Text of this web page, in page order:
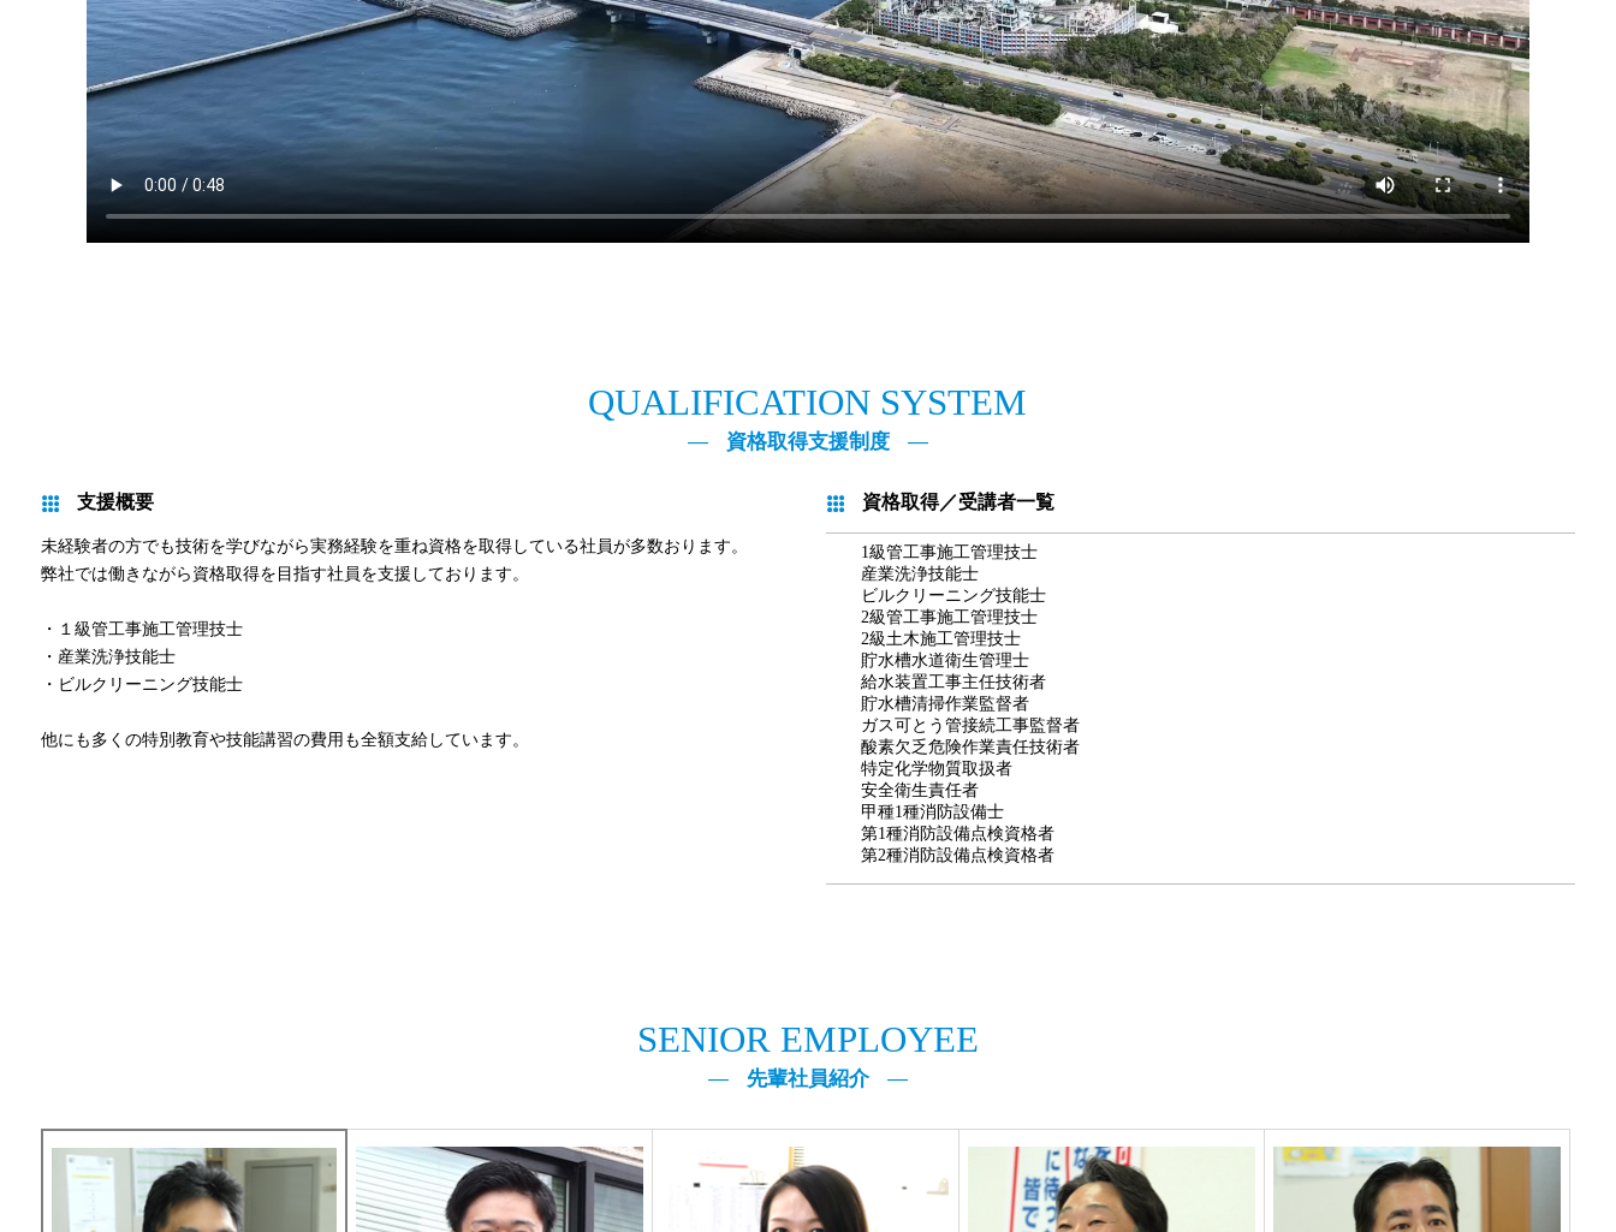
QUALIFICATION SYSTEM
資格取得支援制度
支援概要
未経験者の方でも技術を学びながら実務経験を重ね資格を取得している社員が多数おります。
弊社では働きながら資格取得を目指す社員を支援しております。
・１級管工事施工管理技士
・産業洗浄技能士
・ビルクリーニング技能士
他にも多くの特別教育や技能講習の費用も全額支給しています。
資格取得／受講者一覧
1級管工事施工管理技士
産業洗浄技能士
ビルクリーニング技能士
2級管工事施工管理技士
2級土木施工管理技士
貯水槽水道衛生管理士
給水装置工事主任技術者
貯水槽清掃作業監督者
ガス可とう管接続工事監督者
酸素欠乏危険作業責任技術者
特定化学物質取扱者
安全衛生責任者
甲種1種消防設備士
第1種消防設備点検資格者
第2種消防設備点検資格者
SENIOR EMPLOYEE
先輩社員紹介